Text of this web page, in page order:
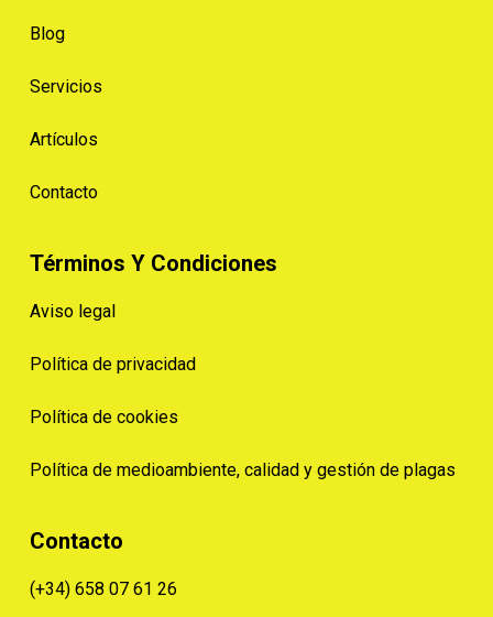
Blog
Servicios
Artículos
Contacto
Términos Y Condiciones
Aviso legal
Política de privacidad
Política de cookies
Política de medioambiente, calidad y gestión de plagas
Contacto
(+34) 658 07 61 26